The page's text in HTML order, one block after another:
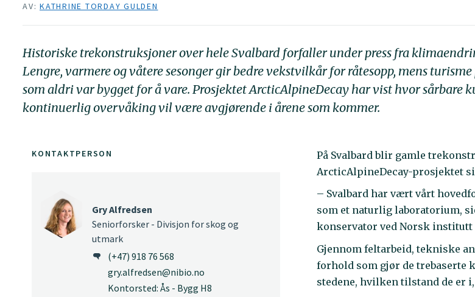
AV: KATHRINE TORDAY GULDEN
Historiske trekonstruksjoner over hele Svalbard forfaller under press fra
Lengre, varmere og våtere sesonger gir bedre vekstvilkår for råtesopp, mens
som aldri var bygget for å vare. Prosjektet ArcticAlpineDecay har vist hvor sårbare
kontinuerlig overvåking vil være avgjørende i årene som kommer.
På Svalbard blir gamle
ArcticAlpineDecay-prosjektet
– Svalbard har vært vårt
som et naturlig laboratorium,
konservator ved Norsk
Gjennom feltarbeid, tekniske
forhold som gjør de trebaserte
stedene, hvilken tilstand de er
KONTAKTPERSON
Gry Alfredsen
Seniorforsker - Divisjon for skog og
utmark
(+47) 918 76 568
gry.alfredsen@nibio.no
Kontorsted: Ås - Bygg H8